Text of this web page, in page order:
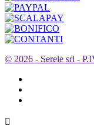
© 2026 - Serele srl -
